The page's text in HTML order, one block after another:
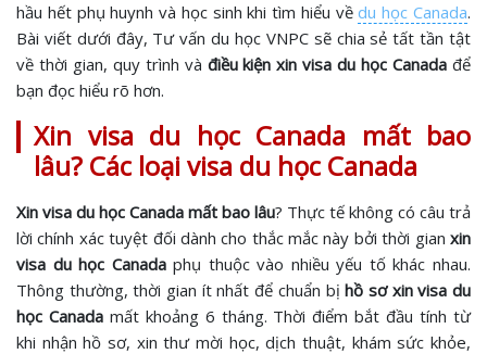
hầu hết phụ huynh và học sinh khi tìm hiểu vềdu học Canada.
Bài viết dưới đây, Tư vấn du học VNPC sẽ chia sẻ tất tần tật
về thời gian, quy trình và điều kiện xin visa du học Canada để
bạn đọc hiểu rõ hơn.
Xin visa du học Canada mất bao
lâu? Các loại visa du học Canada
Xin visa du học Canada mất bao lâu? Thực tế không có câu trả
lời chính xác tuyệt đối dành cho thắc mắc này bởi thời gian xin
visa du học Canadaphụ thuộc vào nhiều yếu tố khác nhau.
Thông thường, thời gian ít nhất để chuẩn bịhồ sơ xin visa du
học Canada mất khoảng 6 tháng. Thời điểm bắt đầu tính từ
khi nhận hồ sơ, xin thư mời học, dịch thuật, khám sức khỏe,